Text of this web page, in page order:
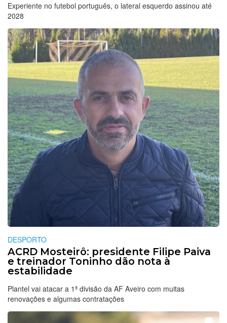
Experiente no futebol português, o lateral esquerdo assinou até
2028
DESPORTO
ACRD Mosteirô: presidente Filipe Paiva
e treinador Toninho dão nota à
estabilidade
Plantel vai atacar a 1ª divisão da AF Aveiro com muitas
renovações e algumas contratações